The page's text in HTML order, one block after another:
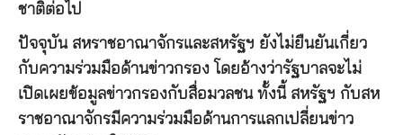
ชาติต่อไป
ปัจจุบัน สหราชอาณาจักรและสหรัฐฯ ยังไม่ยืนยันเกี่ยว
กับความร่วมมือด้านข่าวกรอง โดยอ้างว่ารัฐบาลจะไม่
เปิดเผยข้อมูลข่าวกรองกับสื่อมวลชน ทั้งนี้ สหรัฐฯ กับสห
ราชอาณาจักรมีความร่วมมือด้านการแลกเปลี่ยนข่าว